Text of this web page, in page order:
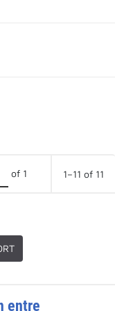
of 1 1–11 of 11
entre